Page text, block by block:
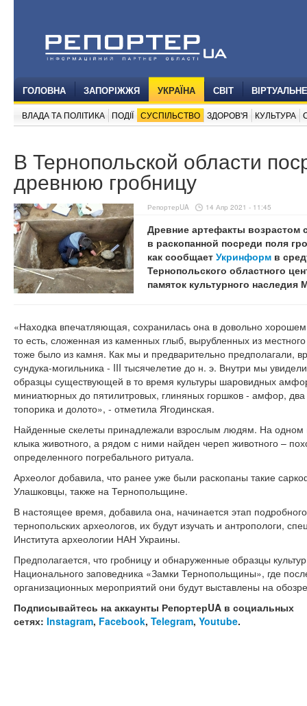
ГОЛОВНА ЗАПОРІЖЖЯ УКРАЇНА СВІТ
ВЛАДА ТА ПОЛІТИКА ПОДІЇ СУСПІЛЬСТВО ЗДОРОВ'Я КУЛЬТУРА
В Тернопольской области
древнюю гробницу
РепортерUA 14 Апр 2021 - 11:45
Древние артефакты
в раскопанной посреди поля
как сообщает Укринформ в
Тернопольского областного
памяток культурного наследия
«Находка впечатляющая, сохранилась она в довольно
то есть, сложенная из каменных глыб, вырубленных из
тоже было из камня. Как мы и предварительно предполагали,
сундука-могильника - III тысячелетие до н. э. Внутри мы
образцы существующей в то время культуры шаровидных
миниатюрных до пятилитровых, глиняных горшков - амфор,
топорика и долото», - отметила Ягодинская.
Найденные скелеты принадлежали взрослым людям. На одном
клыка животного, а рядом с ними найден череп животного –
определенного погребального ритуала.
Археолог добавила, что ранее уже были раскопаны такие
Улашковцы, также на Тернопольщине.
В настоящее время, добавила она, начинается этап
тернопольских археологов, их будут изучать и антропологи,
Института археологии НАН Украины.
Предполагается, что гробницу и обнаруженные образцы
Национального заповедника «Замки Тернопольщины», где
организационных мероприятий они будут выставлены на
Подписывайтесь на аккаунты РепортерUA в социальных
сетях: Instagram, Facebook, Telegram, Youtube.